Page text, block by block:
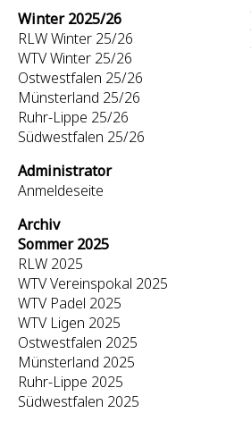
Winter 2025/26
RLW Winter 25/26
WTV Winter 25/26
Ostwestfalen 25/26
Münsterland 25/26
Ruhr-Lippe 25/26
Südwestfalen 25/26
Administrator
Anmeldeseite
Archiv
Sommer 2025
RLW 2025
WTV Vereinspokal 2025
WTV Padel 2025
WTV Ligen 2025
Ostwestfalen 2025
Münsterland 2025
Ruhr-Lippe 2025
Südwestfalen 2025